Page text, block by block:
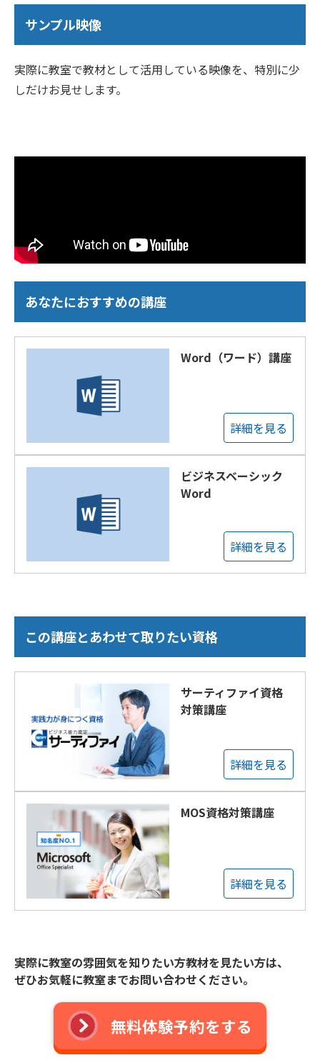
サンプル映像
実際に教室で教材として活用している映像を、特別に少
しだけお見せします。
あなたにおすすめの講座
Word（ワード）講座
詳細を見る
ビジネスベーシック
Word
詳細を見る
この講座とあわせて取りたい資格
サーティファイ資格
対策講座
詳細を見る
MOS資格対策講座
詳細を見る
実際に教室の雰囲気を知りたい方教材を見たい方は、
ぜひお気軽に教室までお問い合わせください。
無料体験予約をする